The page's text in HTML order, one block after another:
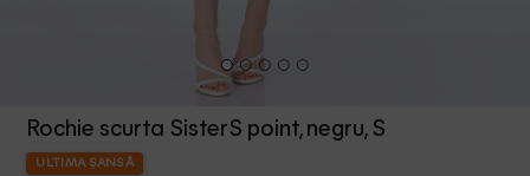
Rochie scurta SisterS point, negru, S
ULTIMA ȘANSĂ